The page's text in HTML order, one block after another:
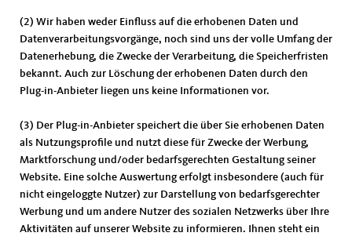
(2) Wir haben weder Einfluss auf die erhobenen Daten und
Datenverarbeitungsvorgänge, noch sind uns der volle Umfang der
Datenerhebung, die Zwecke der Verarbeitung, die Speicherfristen
bekannt. Auch zur Löschung der erhobenen Daten durch den
Plug-in-Anbieter liegen uns keine Informationen vor.
(3) Der Plug-in-Anbieter speichert die über Sie erhobenen Daten
als Nutzungsprofile und nutzt diese für Zwecke der Werbung,
Marktforschung und/oder bedarfsgerechten Gestaltung seiner
Website. Eine solche Auswertung erfolgt insbesondere (auch für
nicht eingeloggte Nutzer) zur Darstellung von bedarfsgerechter
Werbung und um andere Nutzer des sozialen Netzwerks über Ihre
Aktivitäten auf unserer Website zu informieren. Ihnen steht ein